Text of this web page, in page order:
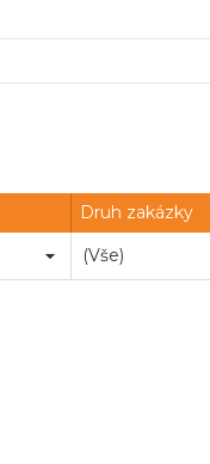
Druh zakázky
e-zakazky